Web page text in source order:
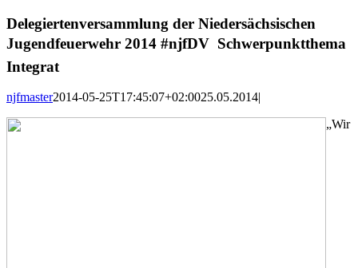
Delegiertenversammlung der Niedersächsischen
Jugendfeuerwehr 2014 #njfDV  Schwerpunktthema
Integrat
njfmaster2014-05-25T17:45:07+02:0025.05.2014|
„Wir